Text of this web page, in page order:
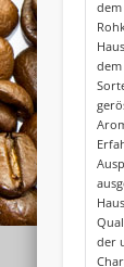
der